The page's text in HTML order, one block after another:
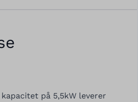
på 5,5kW leverer